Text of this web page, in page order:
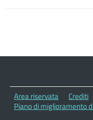
Area riservata Crediti
Piano di miglioramento